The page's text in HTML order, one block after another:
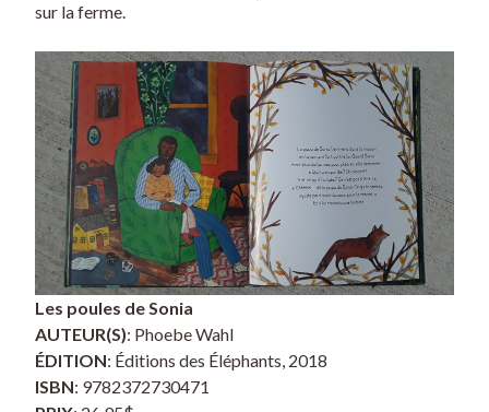
sur la ferme.
Les poules de Sonia
AUTEUR(S): Phoebe Wahl
ÉDITION: Éditions des Éléphants, 2018
ISBN: 9782372730471